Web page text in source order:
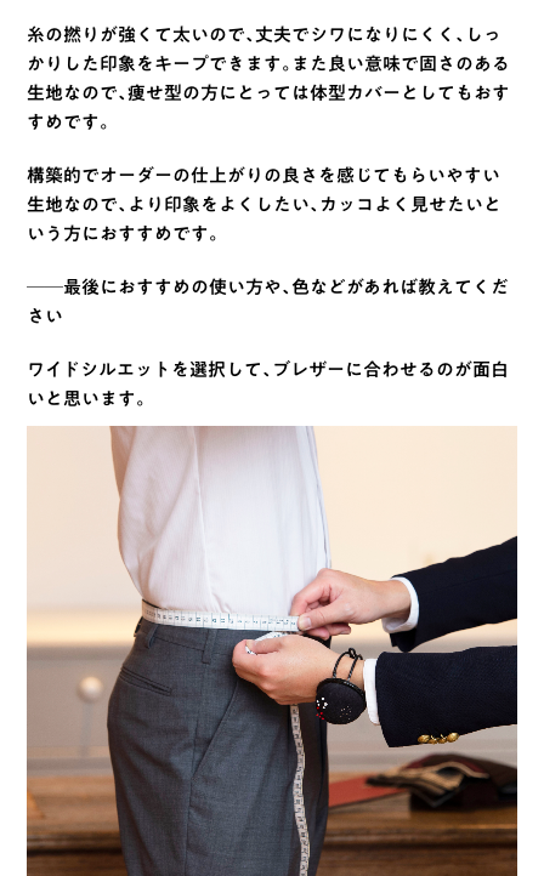
糸の撚りが強くて太いので、丈夫でシワになりにくく、しっ
かりした印象をキープできます。また良い意味で固さのある
生地なので、痩せ型の方にとっては体型カバーとしてもおす
すめです。
構築的でオーダーの仕上がりの良さを感じてもらいやすい
生地なので、より印象をよくしたい、カッコよく見せたいと
いう方におすすめです。
──最後におすすめの使い方や、色などがあれば教えてくだ
さい
ワイドシルエットを選択して、ブレザーに合わせるのが面白
いと思います。